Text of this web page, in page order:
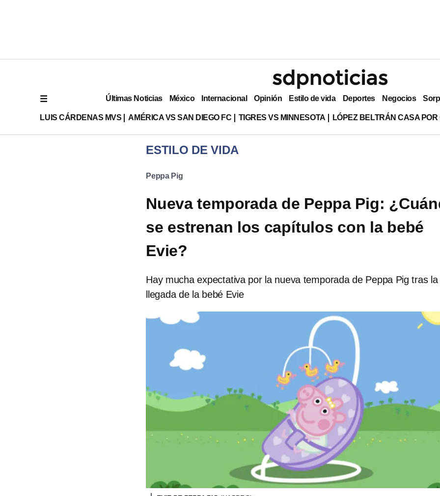
Últimas Noticias México Internacional Opinión Estilo de vida Deportes Negocios
LUIS CÁRDENAS MVS AMÉRICA VS SAN DIEGO FC TIGRES VS MINNESOTA LÓPEZ BELTRÁN CASA
ESTILO DE VIDA
Peppa Pig
Nueva temporada de Peppa Pig:
se estrenan los capítulos con la bebé
Evie?
Hay mucha expectativa por la nueva temporada de Peppa Pig tras la
llegada de la bebé Evie